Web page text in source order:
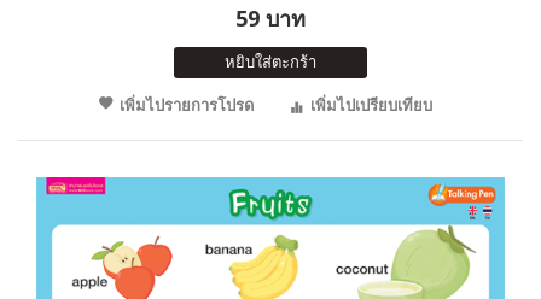
59 บาท
หยิบใส่ตะกร้า
เพิ่มไปรายการโปรด
เพิ่มไปเปรียบเทียบ